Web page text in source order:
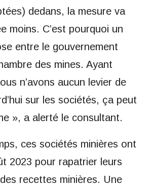
dedans, la mesure va
moins. C’est pourquoi un
entre le gouvernement
des mines. Ayant
n’avons aucun levier de
sur les sociétés, ça peut
», a alerté le consultant.
ces sociétés minières ont
2023 pour rapatrier leurs
recettes minières. Une